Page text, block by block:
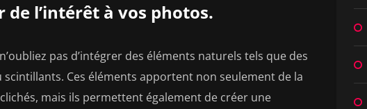
de l’intérêt à vos photos.
pas d’intégrer des éléments naturels tels que des
scintillants. Ces éléments apportent non seulement de la
mais ils permettent également de créer une